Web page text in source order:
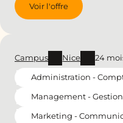
Voir l'offre
Campus Nice 24
Administration -
Management - Gestion
Marketing -